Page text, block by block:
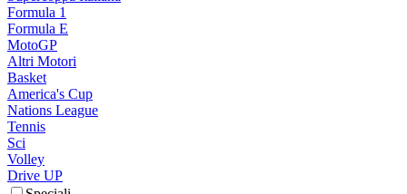
Formula 1
Formula E
MotoGP
Altri Motori
Basket
America's Cup
Nations League
Tennis
Sci
Volley
Drive UP